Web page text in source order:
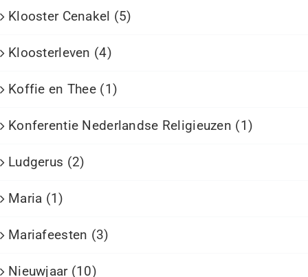
Klooster Cenakel (5)
Kloosterleven (4)
Koffie en Thee (1)
Konferentie Nederlandse Religieuzen (1)
Ludgerus (2)
Maria (1)
Mariafeesten (3)
Nieuwjaar (10)